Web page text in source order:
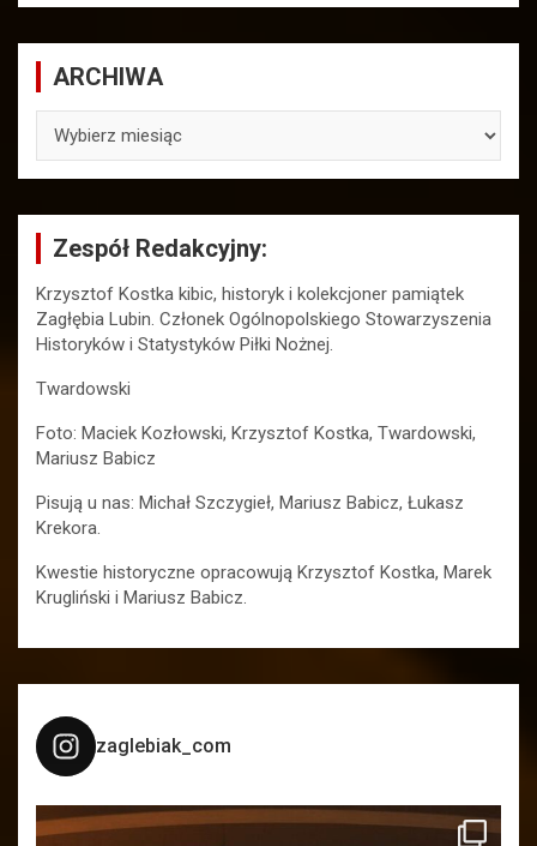
ARCHIWA
Zespół Redakcyjny:
Krzysztof Kostka kibic, historyk i kolekcjoner pamiątek
Zagłębia Lubin. Członek Ogólnopolskiego Stowarzyszenia
Historyków i Statystyków Piłki Nożnej.
Twardowski
Foto: Maciek Kozłowski, Krzysztof Kostka, Twardowski,
Mariusz Babicz
Pisują u nas: Michał Szczygieł, Mariusz Babicz, Łukasz
Krekora.
Kwestie historyczne opracowują Krzysztof Kostka, Marek
Krugliński i Mariusz Babicz.
zaglebiak_com